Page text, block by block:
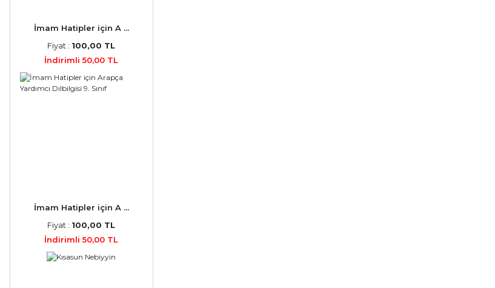
İmam Hatipler için A ...
Fiyat : 100,00 TL
İndirimli 50,00 TL
İmam Hatipler için A ...
Fiyat : 100,00 TL
İndirimli 50,00 TL